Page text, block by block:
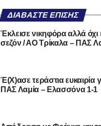
ΔΙΑΒΆΣΤΕ ΕΠΊΣΗΣ
Έκλεισε νικηφόρα αλλά όχι
σεζόν / ΑΟ Τρίκαλα – ΠΑΣ
Έ(Χ)ασε τεράστια ευκαιρία
ΠΑΣ Λαμία – Ελασσόνα 1-1